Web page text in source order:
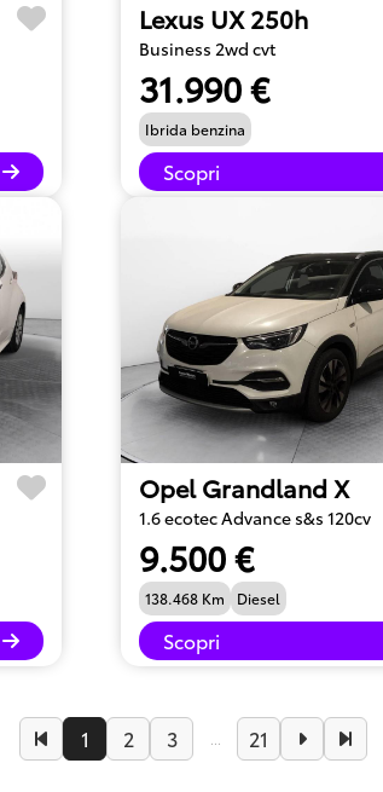
Lexus UX 250h
Business 2wd cvt
31.990 €
Ibrida benzina
Scopri
Opel Grandland X
1.6 ecotec Advance s&s 120cv
9.500 €
138.468 Km Diesel
Scopri
1 2 3 21